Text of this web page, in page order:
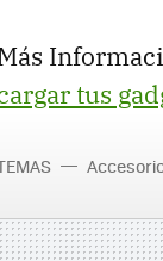
tus